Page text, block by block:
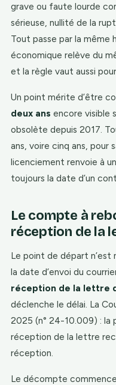
grave ou faute lourde
sérieuse, nullité de la
Tout passe par la même
économique relève du
et la règle vaut aussi
Un point mérite d’être
deux ans encore visible
obsolète depuis 2017.
ans, voire cinq ans, pour
licenciement renvoie à
toujours la date d’un
Le compte à
réception de la
Le point de départ n’est
la date d’envoi du
réception de la lettre
déclenche le délai. La
2025 (n° 24-10.009) :
réception de la lettre
réception.
Le décompte